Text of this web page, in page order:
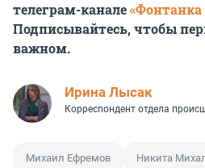
телеграм-канале«Фонтанка
Подписывайтесь, чтобы
важном.
Ирина Лысак
Корреспондент отдела
Михаил Ефремов Никита